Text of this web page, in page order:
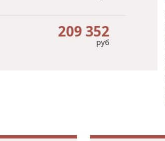
209 352
руб